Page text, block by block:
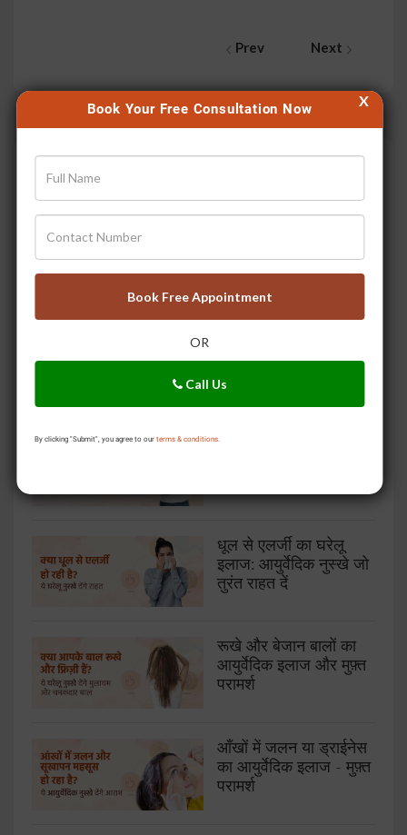
Book Your Free Consultation Now
Book Free Appointment
OR
Call Us
By clicking "Submit", you agree to our terms & conditions.
X
Prev Next
Latest Home Remedies
के लिए आयुर्वेदिक इलाज –
बिना दर्द राहत पाएं
गुर्दे की पथरी का आयुर्वेदिक
धूल से एलर्जी का घरेलू
इलाज: आयुर्वेदिक नुस्खे जो
तुरंत राहत दें
रूखे और बेजान बालों का
आयुर्वेदिक इलाज और मुफ़्त
परामर्श
आँखों में जलन या ड्राईनेस
का आयुर्वेदिक इलाज - मुफ़्त
परामर्श